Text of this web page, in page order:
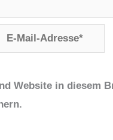
E-
Website in diesem